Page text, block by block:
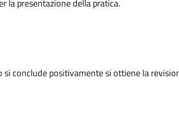
la presentazione della pratica.
conclude positivamente si ottiene la